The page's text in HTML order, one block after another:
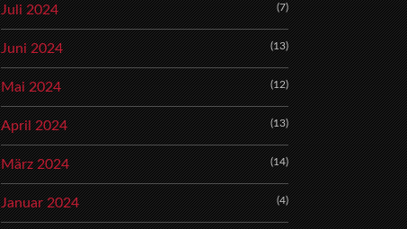
Juli 2024 (7)
Juni 2024 (13)
Mai 2024 (12)
April 2024 (13)
März 2024 (14)
Januar 2024 (4)